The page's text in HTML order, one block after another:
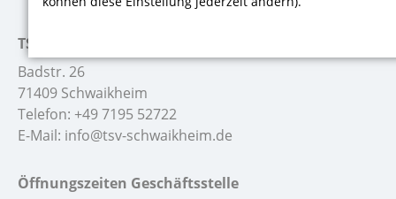
TSV Schwaikheim
Badstr. 26
71409 Schwaikheim
Telefon: +49 7195 52722
E-Mail: info@tsv-schwaikheim.de
Öffnungszeiten Geschäftsstelle